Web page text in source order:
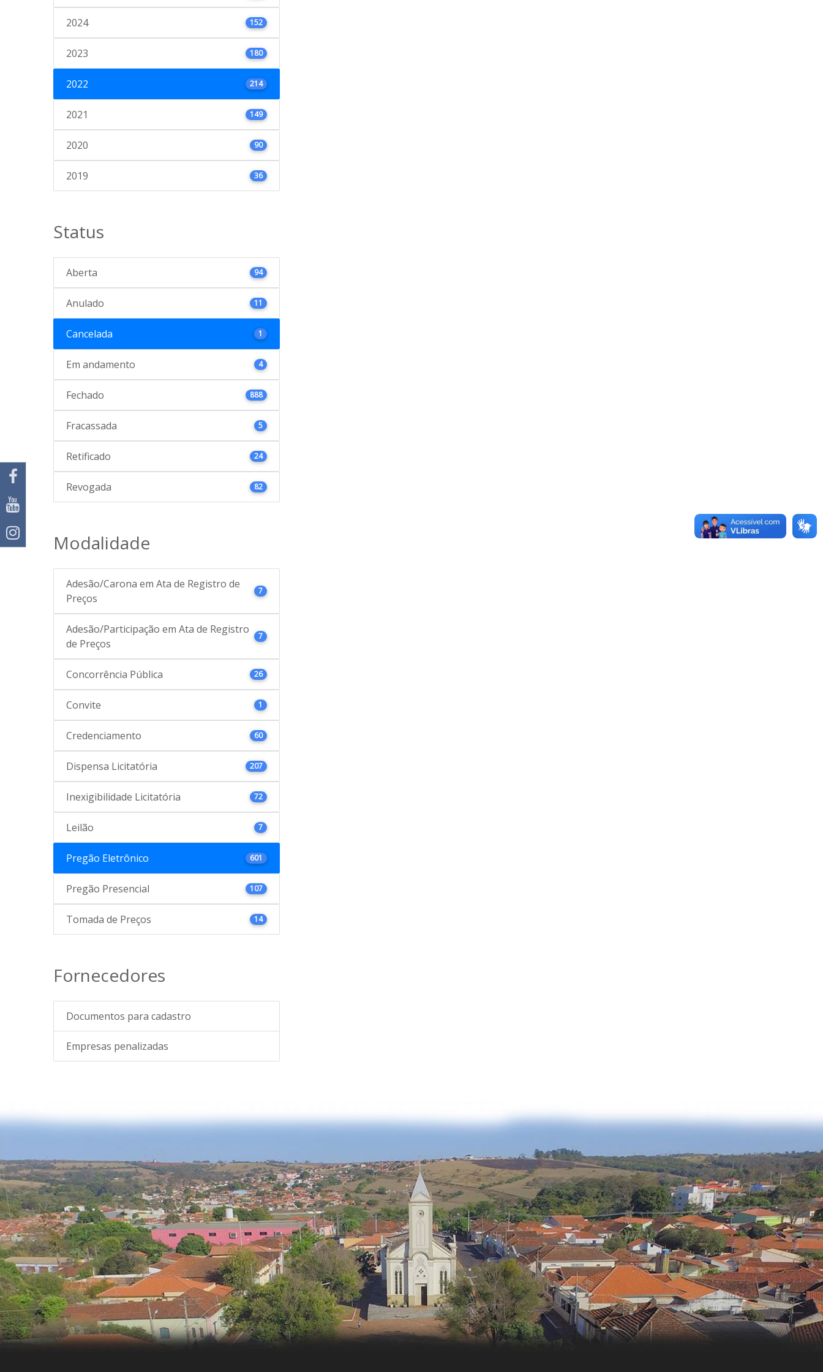
2024 152
2023 180
2022 214
2021 149
2020 90
2019 36
Status
Aberta 94
Anulado 11
Cancelada 1
Em andamento 4
Fechado 888
Fracassada 5
Retificado 24
Revogada 82
Modalidade
Adesão/Carona em Ata de Registro de
Preços
7
Adesão/Participação em Ata de Registro
de Preços
7
Concorrência Pública 26
Convite 1
Credenciamento 60
Dispensa Licitatória 207
Inexigibilidade Licitatória 72
Leilão 7
Pregão Eletrônico 601
Pregão Presencial 107
Tomada de Preços 14
Fornecedores
Documentos para cadastro
Empresas penalizadas